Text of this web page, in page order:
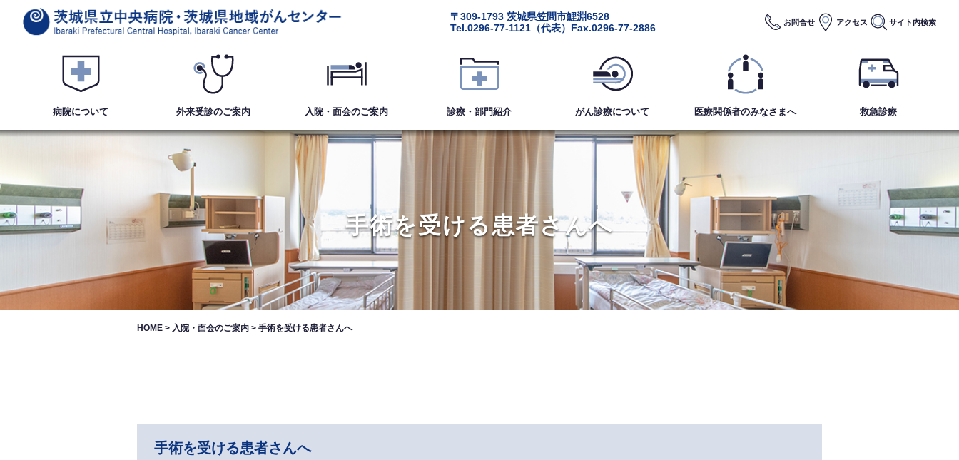
〒309-1793 茨城県笠間市鯉淵6528
Tel.0296-77-1121（代表） Fax.0296-77-2886 お問合せ アクセス サイト内検索
病院について 外来受診のご案内 入院・面会のご案内 診療・部門紹介 がん診療について 医療関係者のみなさまへ 救急診療
手術を受ける患者さんへ
HOME > 入院・面会のご案内 > 手術を受ける患者さんへ
手術を受ける患者さんへ